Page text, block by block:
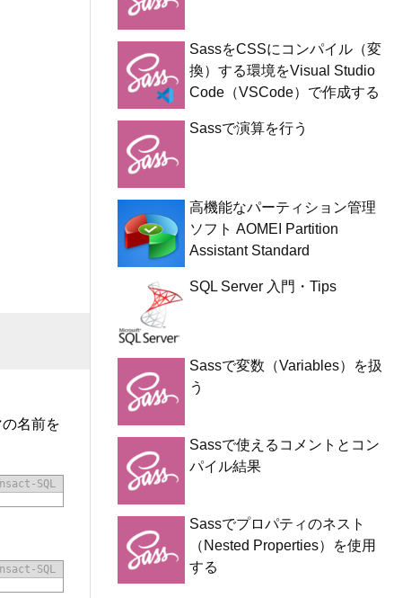
名前を
SQL
SQL
SassをCSSにコンパイル（変
換）する環境をVisual Studio
Code（VSCode）で作成する
Sassで演算を行う
高機能なパーティション管理
ソフト AOMEI Partition
Assistant Standard
SQL Server 入門・Tips
Sassで変数（Variables）を扱
う
Sassで使えるコメントとコン
パイル結果
Sassでプロパティのネスト
（Nested Properties）を使用
する